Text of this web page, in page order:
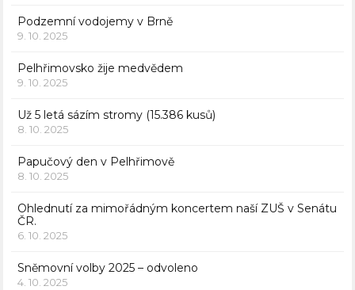
Podzemní vodojemy v Brně
9. 10. 2025
Pelhřimovsko žije medvědem
9. 10. 2025
Už 5 letá sázím stromy (15.386 kusů)
8. 10. 2025
Papučový den v Pelhřimově
8. 10. 2025
Ohlednutí za mimořádným koncertem naší ZUŠ v Senátu
ČR.
6. 10. 2025
Sněmovní volby 2025 – odvoleno
4. 10. 2025